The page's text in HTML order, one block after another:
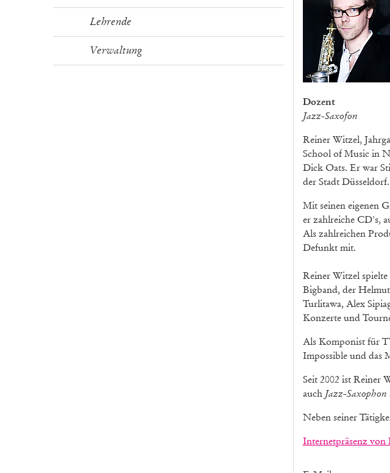
Lehrende
Verwaltung
Dozent
Jazz-Saxofon
Reiner Witzel,
School of Music in
Dick Oats. Er war
der Stadt Düsseldorf.
Mit seinen eigenen
er zahlreiche CD's,
Als zahlreichen
Defunkt mit.
Reiner Witzel
Bigband, der
Turlitawa, Alex
Konzerte und
Als Komponist für
Impossible und das
Seit 2002 ist Reiner
auch Jazz-Saxophon
Neben seiner
Internetpräsenz von